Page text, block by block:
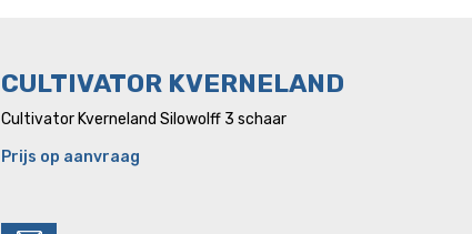
CULTIVATOR KVERNELAND
Cultivator Kverneland Silowolff 3 schaar
Prijs op aanvraag